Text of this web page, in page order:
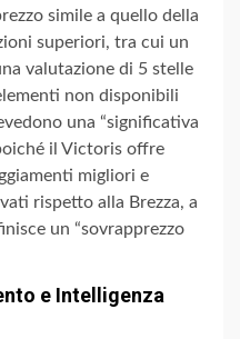
simile a quello della
superiori, tra cui un
valutazione di 5 stelle
non disponibili
una “significativa
il Victoris offre
migliori e
rispetto alla Brezza, a
un “sovrapprezzo
e Intelligenza